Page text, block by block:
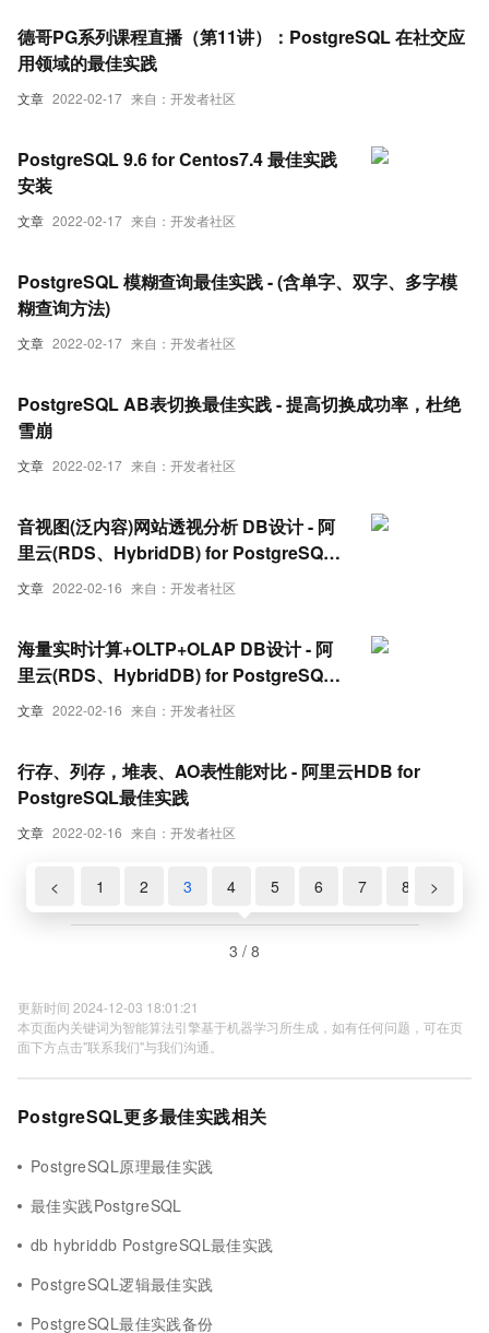
文章 2022-02-17 来自：开发者社区
德哥PG系列课程直播（第11讲）：PostgreSQL 在社交应
用领域的最佳实践
文章 2022-02-17 来自：开发者社区
PostgreSQL 9.6 for Centos7.4 最佳实践
安装
文章 2022-02-17 来自：开发者社区
PostgreSQL 模糊查询最佳实践 - (含单字、双字、多字模
糊查询方法)
文章 2022-02-17 来自：开发者社区
PostgreSQL AB表切换最佳实践 - 提高切换成功率，杜绝
雪崩
文章 2022-02-16 来自：开发者社区
音视图(泛内容)网站透视分析 DB设计 - 阿
里云(RDS、HybridDB) for PostgreSQL
最佳实践
文章 2022-02-16 来自：开发者社区
海量实时计算+OLTP+OLAP DB设计 - 阿
里云(RDS、HybridDB) for PostgreSQL
最佳实践 - 泛电网系统应用
文章 2022-02-16 来自：开发者社区
行存、列存，堆表、AO表性能对比 - 阿里云HDB for
PostgreSQL最佳实践
< 1 2 3 4 5 6 7 8 >
3 / 8
更新时间 2024-12-03 18:01:21
本页面内关键词为智能算法引擎基于机器学习所生成，如有任何问题，可在页
面下方点击"联系我们"与我们沟通。
PostgreSQL更多最佳实践相关
PostgreSQL原理最佳实践
最佳实践PostgreSQL
db hybriddb PostgreSQL最佳实践
PostgreSQL逻辑最佳实践
PostgreSQL最佳实践备份